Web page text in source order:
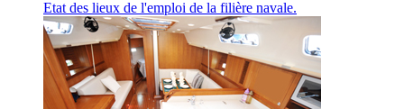
Etat des lieux de l'emploi de la filière navale.